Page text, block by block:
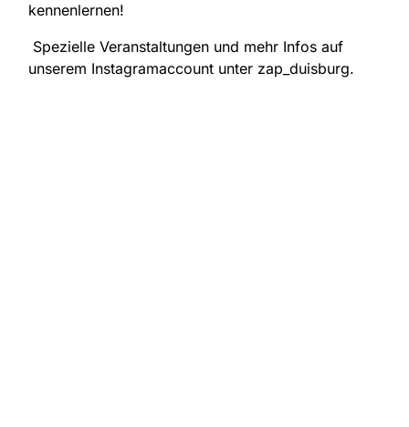
kennenlernen!
Spezielle Veranstaltungen und mehr Infos auf
unserem Instagramaccount unter zap_duisburg.